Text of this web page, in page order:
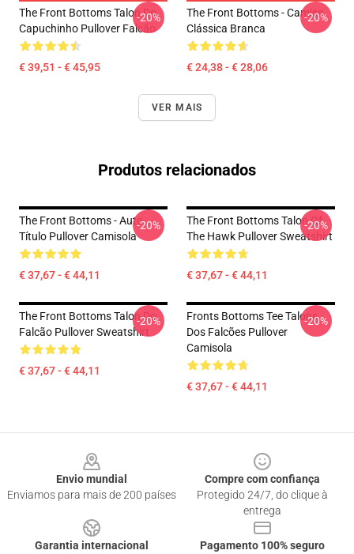
The Front Bottoms Talon Do
Capuchinho Pullover Falcão
€ 39,51 - € 45,95
-20%
The Front Bottoms - Camisa
Clássica Branca
€ 24,38 - € 28,06
-20%
VER MAIS
Produtos relacionados
The Front Bottoms - Auto
Título Pullover Camisola
€ 37,67 - € 44,11
-20%
The Front Bottoms Talon Of
The Hawk Pullover Sweatshirt
€ 37,67 - € 44,11
-20%
The Front Bottoms Talon Do
Falcão Pullover Sweatshirt
€ 37,67 - € 44,11
-20%
Fronts Bottoms Tee Talons
Dos Falcões Pullover
Camisola
€ 37,67 - € 44,11
-20%
Envio mundial
Enviamos para mais de 200 países
Compre com confiança
Protegido 24/7, do clique à
entrega
Garantia internacional
Pagamento 100% seguro